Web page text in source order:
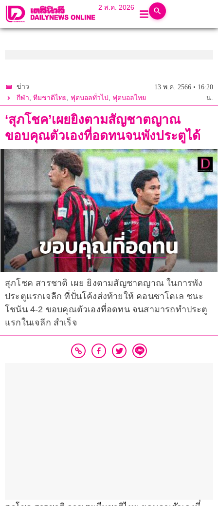
2 ส.ค. 2026
ข่าว
กีฬา, ทีมชาติไทย, ฟุตบอลทั่วไป , ฟุตบอลไทย
13 พ.ค. 2566 • 16:20
น.
‘สุภโชค’เผยยิงตามสัญชาตญาณ
ขอบคุณตัวเองที่อดทนจนพังประตูได้
สุภโชค สารชาติ เผย ยิงตามสัญชาตญาณ ในการพัง
ประตูแรกเจลีก ที่ปั่นโค้งส่งท้ายให้ คอนซาโดเล ชนะ
โชนัน 4-2 ขอบคุณตัวเองที่อดทน จนสามารถทำประตู
แรกในเจลีก สำเร็จ